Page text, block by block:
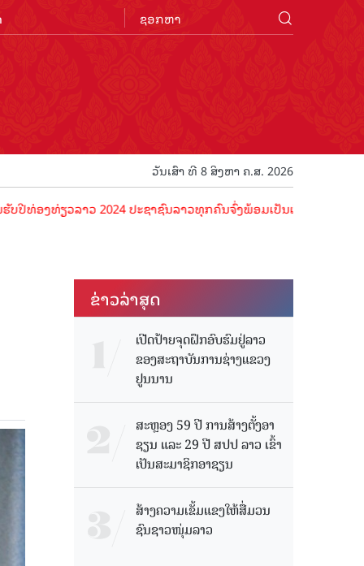
ວັນເສົາ ທີ 8 ສິງຫາ ຄ.ສ. 2026
ທ່ຽວລາວ 2024 ປະຊາຊົນລາວທຸກຄົນຈົ່ງພ້ອມເປັນເຈົ້າພາບທີ່ດີ ຕ້ອນຮັ
ຂ່າວ​ລ່າ​ສຸດ
ເປີດປ້າຍຈຸດຝຶກອົບຮົມຢູ່ລາວ
ຂອງສະຖາບັນການຊ່າງແຂວງ
ຢູນນານ
ສະຫຼອງ 59 ປີ ການສ້າງຕັ້ງອາ
ຊຽນ ແລະ 29 ປີ ສປປ ລາວ ເຂົ້າ
ເປັນສະມາຊິກອາຊຽນ
ສ້າງຄວາມເຂັ້ມແຂງໃຫ້ສື່ມວນ
ຊົນຊາວໜຸ່ມລາວ